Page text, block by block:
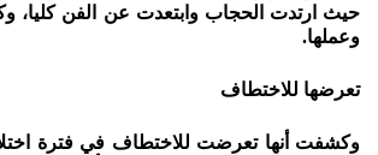
حيث ارتدت الحجاب وابتعدت عن الفن كليا،
وعملها.
تعرضها للاختطاف
وكشفت أنها تعرضت للاختطاف في فترة